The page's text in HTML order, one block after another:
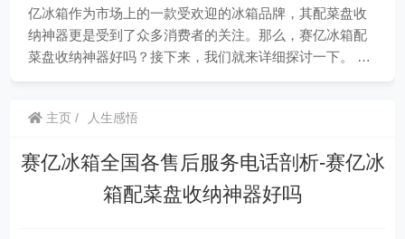
亿冰箱作为市场上的一款受欢迎的冰箱品牌，其配菜盘收
纳神器更是受到了众多消费者的关注。那么，赛亿冰箱配
菜盘收纳神器好吗？接下来，我们就来详细探讨一下。 …
主页 人生感悟
赛亿冰箱全国各售后服务电话剖析-赛亿冰
箱配菜盘收纳神器好吗